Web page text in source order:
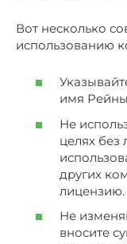
Вот несколько
использованию
имя
Не
целях без
других
лицензию.
Не
вносите